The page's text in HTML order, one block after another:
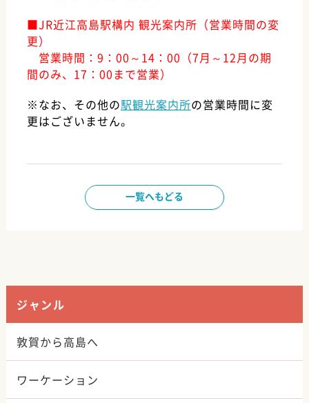
■JR近江高島駅構内 観光案内所（営業時間の変
更）
営業時間：9：00～14：00（7月～12月の期
間のみ、17：00まで営業）
※なお、その他の駅観光案内所の営業時間に変
更はございません。
一覧へもどる
ジャンル
敦賀から高島へ
ワーケーション